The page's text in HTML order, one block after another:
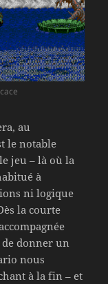
au
le notable
jeu – là où la
à
ni logique
la courte
de donner un
nous
à la fin – et